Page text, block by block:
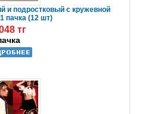
и подростковый с кружевной
пачка (12 шт)
тг